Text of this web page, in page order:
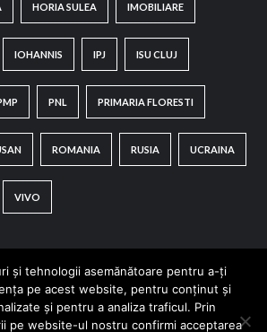
HORIA SULEA IMOBILIARE
IOHANNIS IPJ ISU CLUJ
PNL PRIMARIA FLORESTI
ROMANIA RUSIA UCRAINA
VIVO
și tehnologii asemănătoare pentru a-ți
pe acest website, pentru conținut și
și pentru a analiza traficul. Prin
pe website-ul nostru confirmi acceptarea